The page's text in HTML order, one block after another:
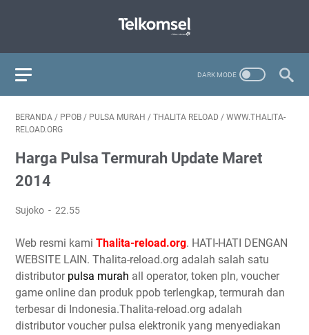
BERANDA / PPOB / PULSA MURAH / THALITA RELOAD / WWW.THALITA-
RELOAD.ORG
Harga Pulsa Termurah Update Maret
2014
Sujoko 22.55
Web resmi kami Thalita-reload.org. HATI-HATI DENGAN
WEBSITE LAIN. Thalita-reload.org adalah salah satu
distributor pulsa murah all operator, token pln, voucher
game online dan produk ppob terlengkap, termurah dan
terbesar di Indonesia.Thalita-reload.org adalah
distributor voucher pulsa elektronik yang menyediakan